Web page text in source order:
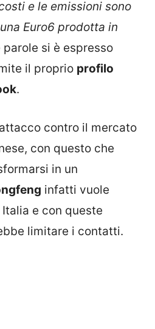
e le emissioni sono
Euro6 prodotta in
parole si è espresso
il proprio profilo
.
contro il mercato
con questo che
in un
infatti vuole
e con queste
limitare i contatti.